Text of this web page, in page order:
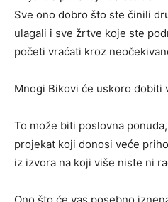
Sve ono dobro što ste činili
ulagali i sve žrtve koje ste
početi vraćati kroz
Mnogi Bikovi će uskoro dobiti
To može biti poslovna
projekat koji donosi veće
iz izvora na koji više niste ni